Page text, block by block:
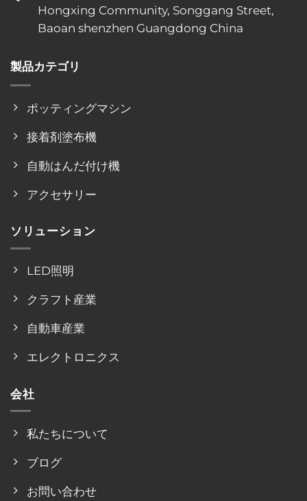
Hongxing Community, Songgang Street,
Baoan shenzhen Guangdong China
製品カテゴリ
ポッティングマシン
接着剤塗布機
自動はんだ付け機
アクセサリー
ソリューション
LED照明
クラフト産業
自動車産業
エレクトロニクス
会社
私たちについて
ブログ
お問い合わせ